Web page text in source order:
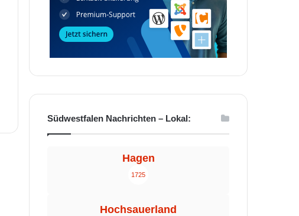
Südwestfalen Nachrichten – Lokal:
Hagen
1725
Hochsauerland